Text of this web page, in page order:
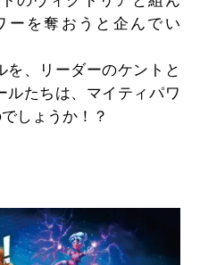
ーを奪おうと企んでい
、リーダーのケントと
ルたちは、マイティパワ
しょうか！？